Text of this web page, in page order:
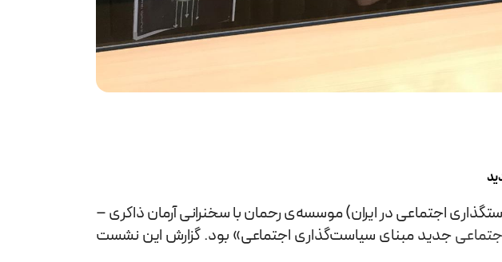
اجتماعی در ایران) موسسه‌ی رحمان با سخنرانی آرمان ذاکری –
جدید مبنای سیاست‌گذاری اجتماعی» بود. گزارش این نشست